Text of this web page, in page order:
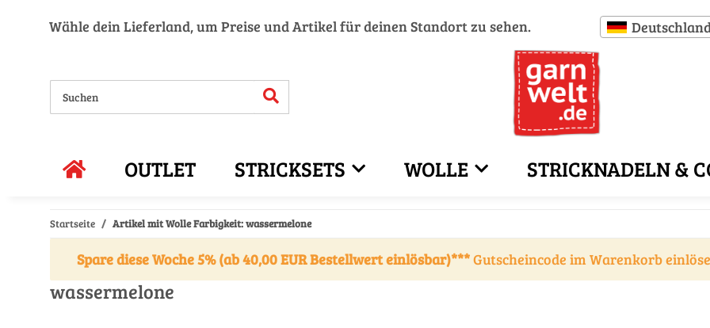
Wähle dein Lieferland, um Preise und Artikel für deinen Standort zu sehen.
OUTLET STRICKSETS WOLLE STRICKNADELN &
Startseite Artikel mit Wolle Farbigkeit: wassermelone
Spare diese Woche 5% (ab 40,00 EUR Bestellwert einlösbar)***Gutscheincode im Warenkorb
wassermelone